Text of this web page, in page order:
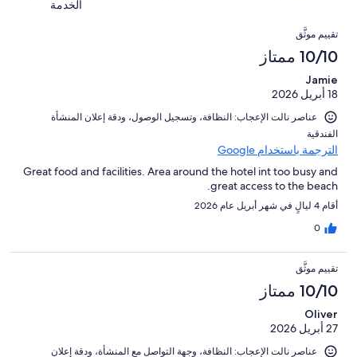
تقييمات
النزلاء
من
تقييمات
النزلاء
من
أصل
1044
من
تقييمات
النزلاء
الخدمة
التقييمات
تقييم موثَّق
10/10 ممتاز
Jamie
18 أبريل 2026
عناصر نالت الإعجاب: ⁦النظافة⁩، و⁦تسجيل الوصول⁩، و⁦دقة إعلان المنشأة
الفندقية⁩
الترجمة باستخدام Google
Great food and facilities. Area around the hotel int too busy and
great access to the beach.
أقام 4 ليالٍ في شهر أبريل عام 2026
0
تقييم موثَّق
10/10 ممتاز
Oliver
27 أبريل 2026
عناصر نالت الإعجاب: ⁦النظافة⁩، و⁦جهة التواصل مع المنشأة⁩، و⁦دقة إعلان